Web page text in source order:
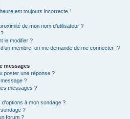
est toujours incorrecte !
de mon nom d’utilisateur ?
le modifier ?
membre, on me demande de me connecter !?
messages
poster une réponse ?
?
messages ?
à mon sondage ?
?
forum ?